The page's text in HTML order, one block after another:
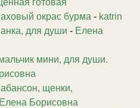
готовая
окрас бурма - katrin
для души - Елена
мини, для души.
щенки,
Елена Борисовна